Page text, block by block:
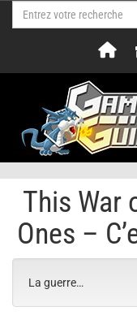
This War
Ones –
La guerre…